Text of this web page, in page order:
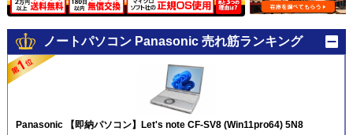
ノートパソコン Panasonic 売れ筋ランキング
Panasonic 【即納パソコン】Let's note CF-SV8 (Win11pro64) 5N8